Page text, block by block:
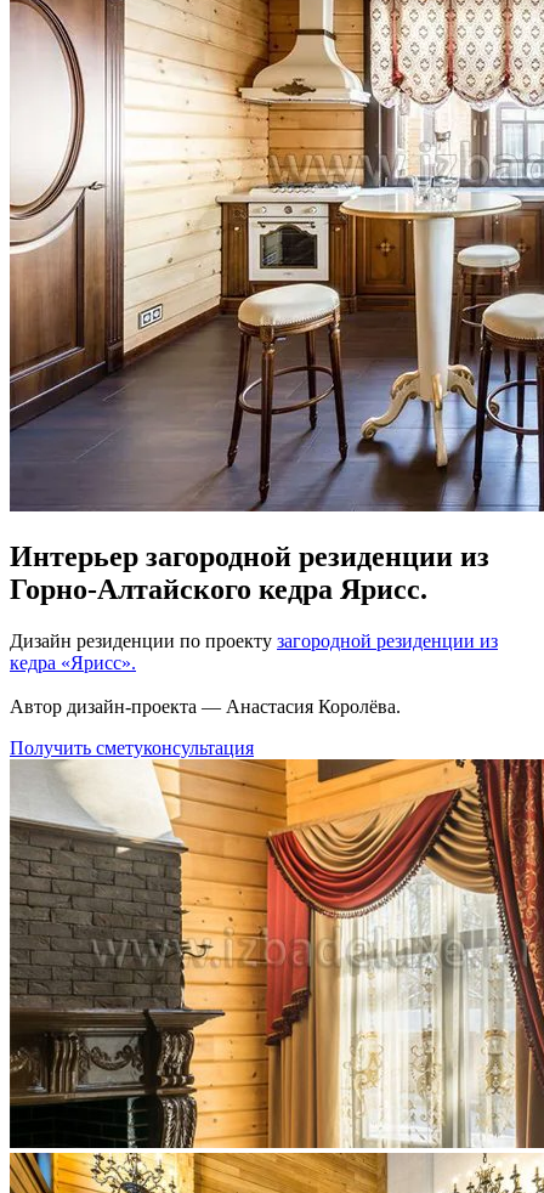
Интерьер загородной резиденции из
Горно-Алтайского кедра Ярисс.
Дизайн резиденции по проекту загородной резиденции из
кедра «Ярисс».
Автор дизайн-проекта ― Анастасия Королёва.
Получить сметуконсультация